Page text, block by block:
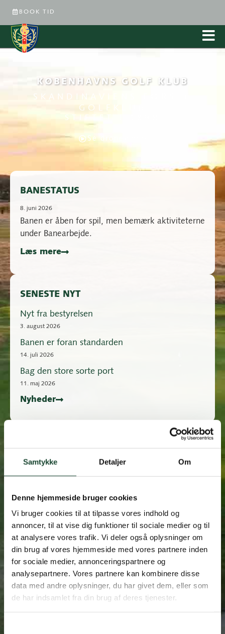
Samtykke Detaljer Om
Denne hjemmeside bruger cookies
Vi bruger cookies til at tilpasse vores indhold og
annoncer, til at vise dig funktioner til sociale medier og til
at analysere vores trafik. Vi deler også oplysninger om
din brug af vores hjemmeside med vores partnere inden
for sociale medier, annonceringspartnere og
analysepartnere. Vores partnere kan kombinere disse
data med andre oplysninger, du har givet dem, eller som
de har indsamlet fra din brug af deres tjenester.
BOOK TID
KØBENHAVNS GOLF KLUB
SKANDINAVIENS FØRSTE
GOLFKLUB
STIFTET I 1898
Se dronevideo
BANESTATUS
8. juni 2026
Banen er åben for spil, men bemærk aktiviteterne
under Banearbejde.
Læs mere
SENESTE NYT
Nyt fra bestyrelsen
3. august 2026
Banen er foran standarden
14. juli 2026
Bag den store sorte port
11. maj 2026
Nyheder
Bliv medlem af Skandinaviens første golfklub.
spiller vi til sommergreens året rundt blandt
Læs mere